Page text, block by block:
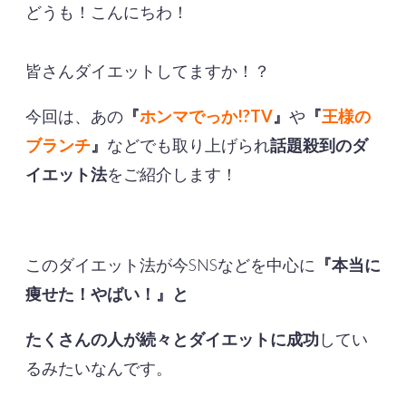
どうも！こんにちわ！
皆さんダイエットしてますか！？
今回は、あの 『ホンマでっか!?TV』 や 『王様の
ブランチ』 などでも取り上げられ話題殺到のダ
イエット法をご紹介します！
このダイエット法が今SNSなどを中心に 『本当に
痩せた！やばい！』と
たくさんの人が続々とダイエットに成功 してい
るみたいなんです。